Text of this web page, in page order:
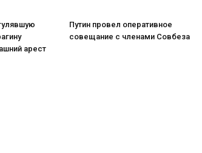
арест
Путин провел оперативное
совещание с членами Совбеза